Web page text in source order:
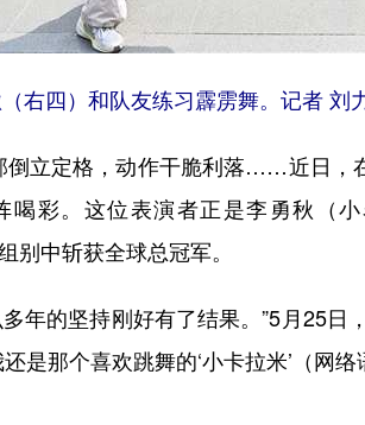
右四）和队友练习霹雳舞。记者 刘
立定格，动作干脆利落……近日，
彩。这位表演者正是李勇秋（
中斩获全球总冠军。
年的坚持刚好有了结果。”5月25日
是那个喜欢跳舞的‘小卡拉米’（网